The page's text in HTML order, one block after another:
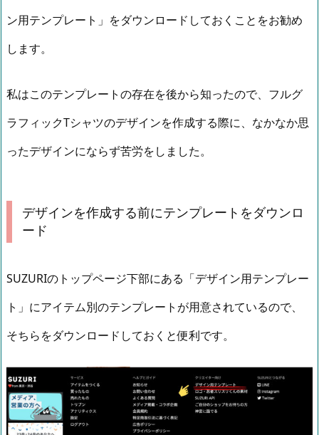
ン用テンプレート」をダウンロードしておくことをお勧め
します。
私はこのテンプレートの存在を後から知ったので、フルグ
ラフィックTシャツのデザインを作成する際に、なかなか思
ったデザインにならず苦労をしました。
デザインを作成する前にテンプレートをダウンロ
ード
SUZURIのトップページ下部にある「デザイン用テンプレー
ト」にアイテム別のテンプレートが用意されているので、
そちらをダウンロードしておくと便利です。